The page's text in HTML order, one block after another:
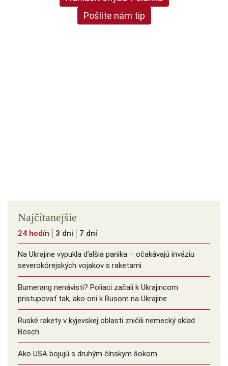
Pošlite nám tip
Najčítanejšie
24 hodín 3 dni 7 dní
Na Ukrajine vypukla ďalšia panika – očakávajú inváziu
severokórejských vojakov s raketami
Bumerang nenávisti? Poliaci začali k Ukrajincom
pristupovať tak, ako oni k Rusom na Ukrajine
Ruské rakety v kyjevskej oblasti zničili nemecký sklad
Bosch
Ako USA bojujú s druhým čínskym šokom